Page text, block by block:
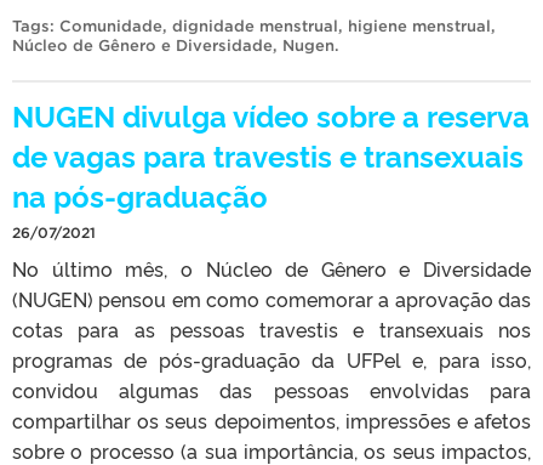
Tags: Comunidade, dignidade menstrual, higiene menstrual,
Núcleo de Gênero e Diversidade, Nugen.
NUGEN divulga vídeo sobre a reserva
de vagas para travestis e transexuais
na pós-graduação
26/07/2021
No último mês, o Núcleo de Gênero e Diversidade
(NUGEN) pensou em como comemorar a aprovação das
cotas para as pessoas travestis e transexuais nos
programas de pós-graduação da UFPel e, para isso,
convidou algumas das pessoas envolvidas para
compartilhar os seus depoimentos, impressões e afetos
sobre o processo (a sua importância, os seus impactos,